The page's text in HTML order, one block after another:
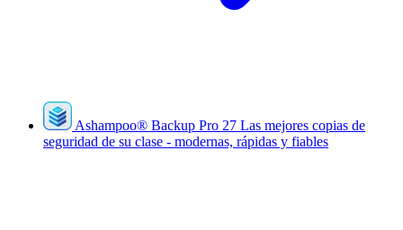
Ashampoo® Backup Pro 27 Las mejores copias de
seguridad de su clase - modernas, rápidas y fiables